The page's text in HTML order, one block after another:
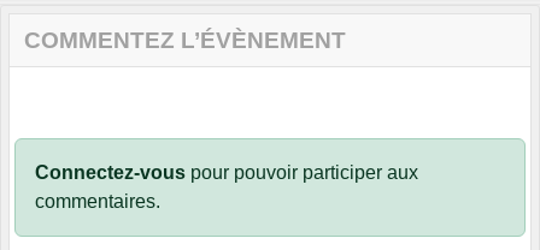
COMMENTEZ L’ÉVÈNEMENT
Connectez-vous pour pouvoir participer aux
commentaires.